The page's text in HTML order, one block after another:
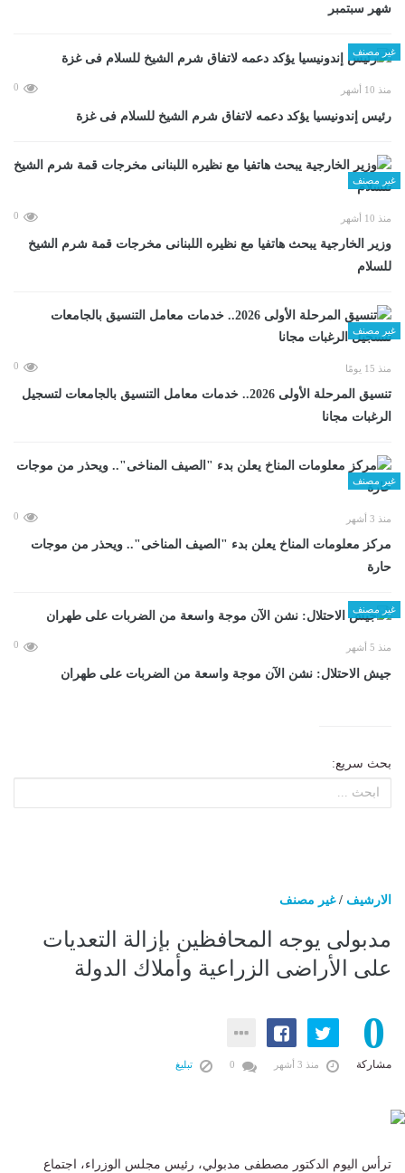
شهر سبتمبر
غير مصنف
منذ 10 أشهر 0
رئيس إندونيسيا يؤكد دعمه لاتفاق شرم الشيخ للسلام فى غزة
غير مصنف
منذ 10 أشهر 0
وزير الخارجية يبحث هاتفيا مع نظيره اللبنانى مخرجات قمة شرم الشيخ
للسلام
غير مصنف
منذ 15 يومًا 0
تنسيق المرحلة الأولى 2026.. خدمات معامل التنسيق بالجامعات لتسجيل
الرغبات مجانا
غير مصنف
منذ 3 أشهر 0
مركز معلومات المناخ يعلن بدء "الصيف المناخى".. ويحذر من موجات
حارة
غير مصنف
منذ 5 أشهر 0
جيش الاحتلال: نشن الآن موجة واسعة من الضربات على طهران
بحث سريع:
الارشيف /غير مصنف
مدبولى يوجه المحافظين بإزالة التعديات
على الأراضى الزراعية وأملاك الدولة
0
مشاركة منذ 3 أشهر تبليغ
ترأس اليوم الدكتور مصطفى مدبولي، رئيس مجلس الوزراء، اجتماع